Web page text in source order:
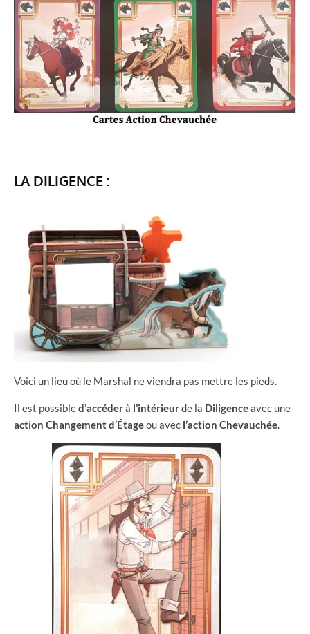
LA DILIGENCE :
Voici un lieu où le Marshal ne viendra pas mettre les pieds.
Il est possibled’accéderà l’intérieurde la Diligenceavec une
action Changementd’Étageou avec l’action Chevauchée.